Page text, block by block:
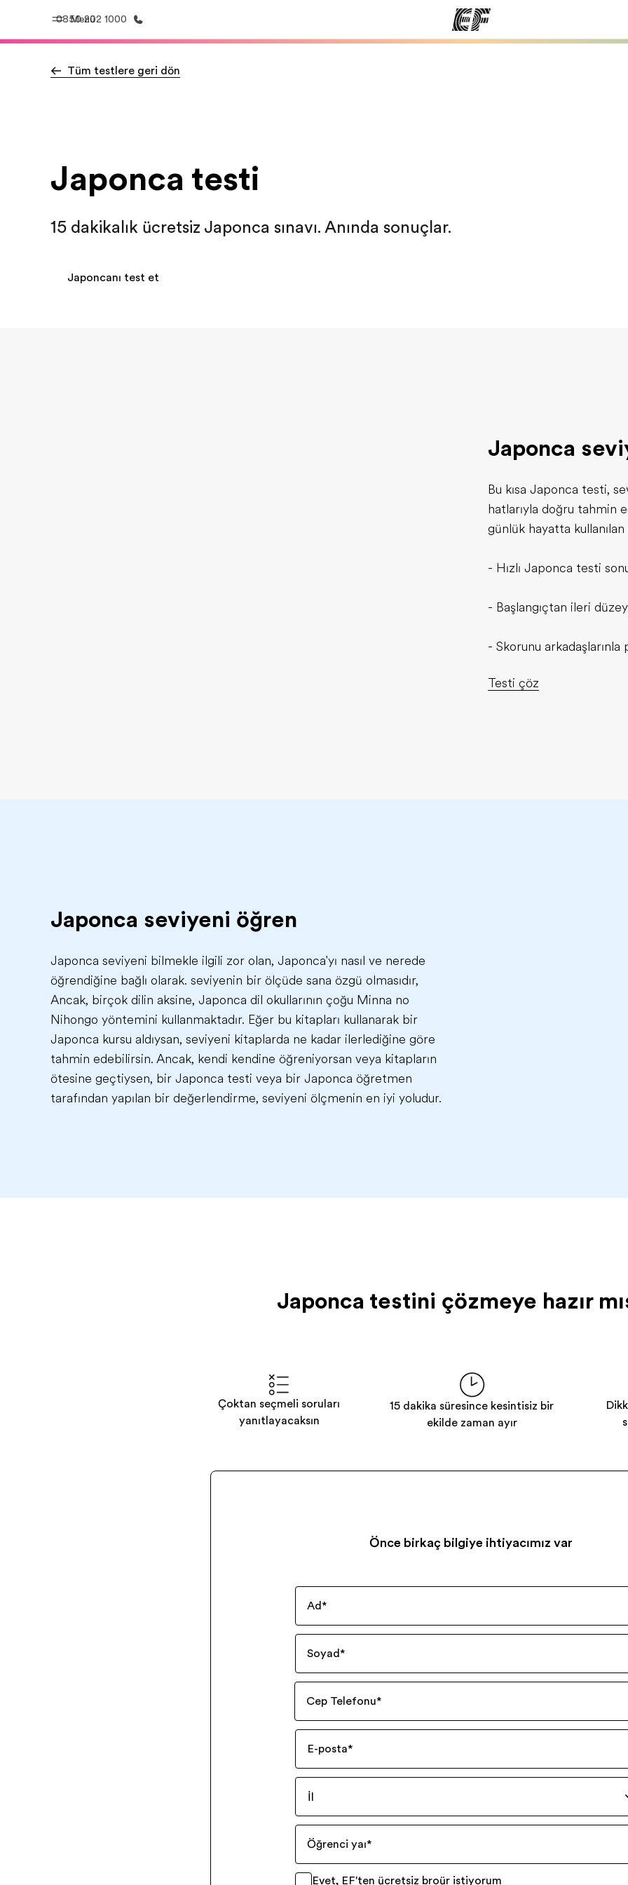
Menü
0850 202 1000
Tüm testlere geri dön
Japonca testi
15 dakikalık ücretsiz Japonca sınavı. Anında sonuçlar.
Japoncanı test et
Japonca
Bu kısa Japonca testi,
hatlarıyla doğru tahmin
günlük hayatta
- Hızlı Japonca testi
- Başlangıçtan ileri
- Skorunu arkadaşlarınla
Testi çöz
Japonca seviyeni öğren
Japonca seviyeni bilmekle ilgili zor olan, Japonca'yı nasıl ve nerede
öğrendiğine bağlı olarak. seviyenin bir ölçüde sana özgü olmasıdır,
Ancak, birçok dilin aksine, Japonca dil okullarının çoğu Minna no
Nihongo yöntemini kullanmaktadır. Eğer bu kitapları kullanarak bir
Japonca kursu aldıysan, seviyeni kitaplarda ne kadar ilerlediğine göre
tahmin edebilirsin. Ancak, kendi kendine öğreniyorsan veya kitapların
ötesine geçtiysen, bir Japonca testi veya bir Japonca öğretmen
tarafından yapılan bir değerlendirme, seviyeni ölçmenin en iyi yoludur.
Japonca testini çözmeye hazır
Çoktan seçmeli soruları
yanıtlayacaksın
15 dakika süresince kesintisiz bir
şekilde zaman ayır
Önce birkaç bilgiye ihtiyacımız var
Ad*
Soyad*
Cep Telefonu*
E-posta*
İl
Öğrenci yaşı*
Evet, EF'ten ücretsiz broşür istiyorum